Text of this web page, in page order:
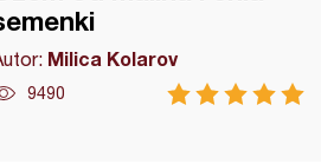
Milica Kolarov
9490